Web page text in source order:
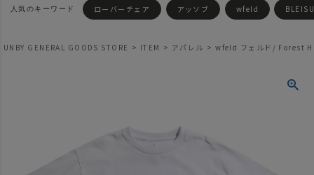
ローバーチェア アッソブ wfeld
UNBY GENERAL GOODS STORE ITEM アパレル wfeld フェルド/ Forest